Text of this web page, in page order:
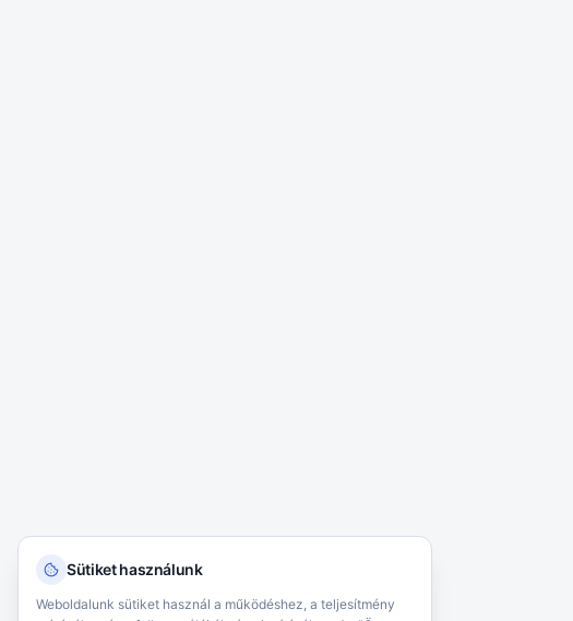
Sütiket használunk
Weboldalunk sütiket használ a működéshez, a teljesítmény